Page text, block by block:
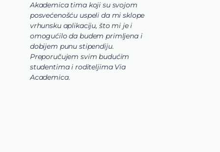
biohemija budu upotpunjene
laboratorijama i radom u
istraživackoj grupi. Takođe, svaki
korak prijave i aplikacije bio je uz
pomoć i podršku celokunog Via
Academica tima.